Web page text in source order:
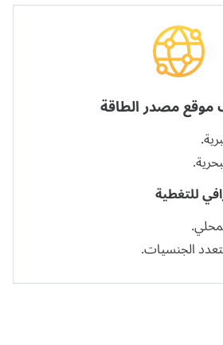
مصدر الطاقة
للتغطية
الجنسيات.